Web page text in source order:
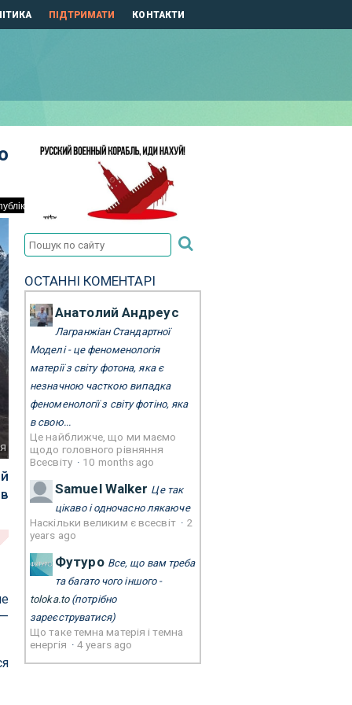
ПІДТРИМАТИ КОНТАКТИ
ОСТАННІ КОМЕНТАРІ
Анатолий Андреус
Лагранжіан Стандартної
Моделі - це феноменологія
матерії з світу фотона, яка є
незначною часткою випадка
феноменології з світу фотіно, яка
в свою...
Це найближче, що ми маємо
щодо головного рівняння
Всесвіту · 10 months ago
Samuel Walker Це так
цікаво і одночасно лякаюче
Наскільки великим є всесвіт · 2
years ago
Футуро Все, що вам треба
та багато чого іншого -
toloka.to(потрібно
зареєструватися)
Що таке темна матерія і темна
енергія ·4 years ago